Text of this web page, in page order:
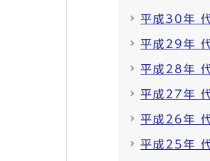
平成30年
平成29年
平成28年
平成27年
平成26年
平成25年